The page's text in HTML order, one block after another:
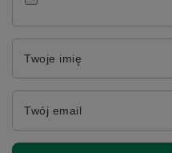
Twoje imię
Twój email